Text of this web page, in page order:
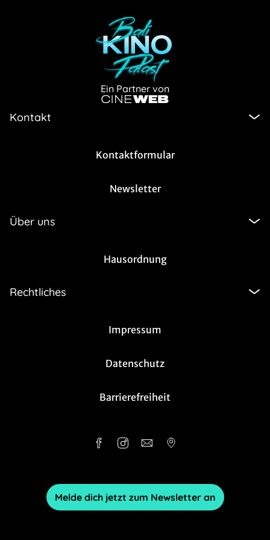
Ein Partner von
Kontakt
Kontaktformular
Newsletter
Über uns
Hausordnung
Rechtliches
Impressum
Datenschutz
Barrierefreiheit
Melde dich jetzt zum Newsletter an